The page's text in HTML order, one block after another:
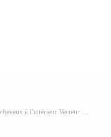
blé circulaire avec des ciseaux à cheveux à l'intérieur Vecteur Gratuit